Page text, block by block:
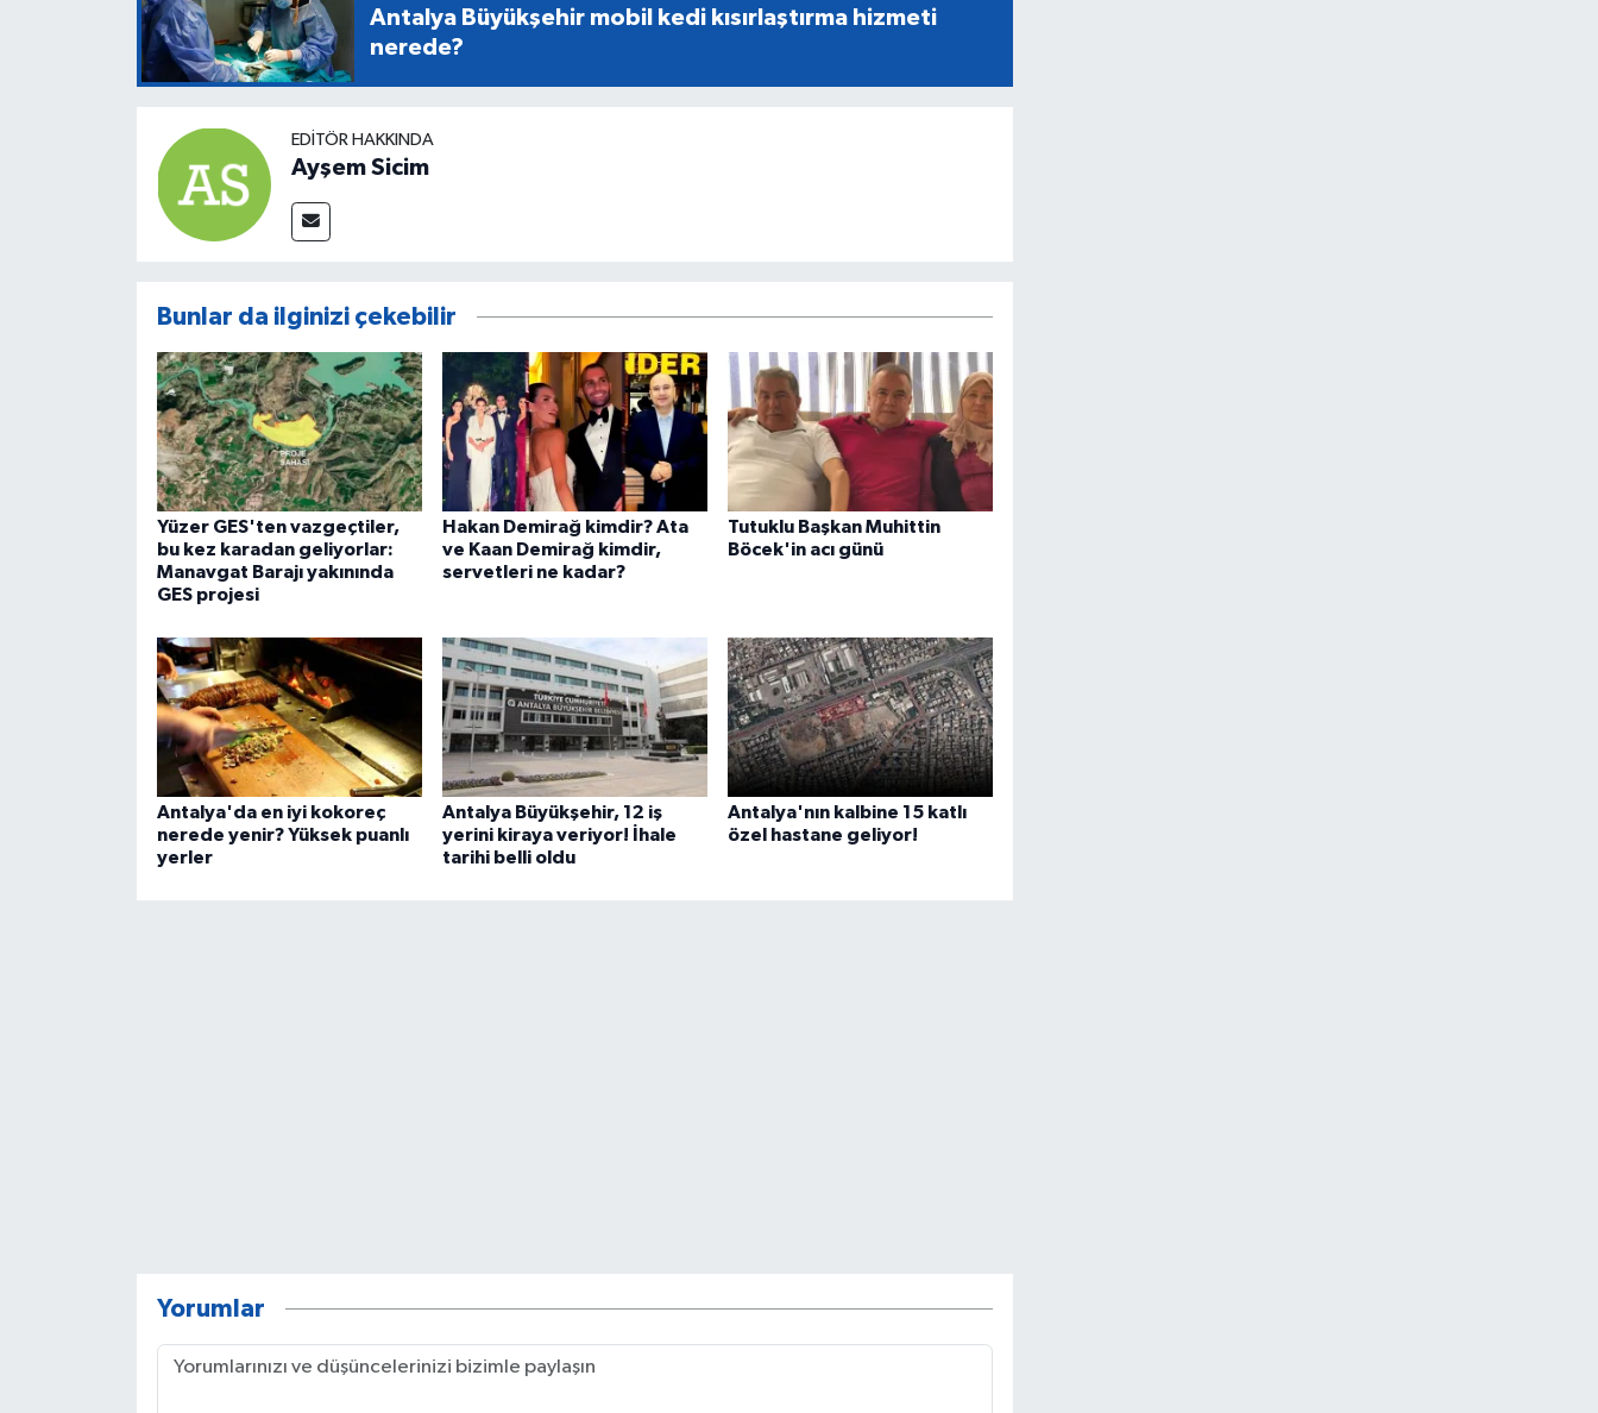
Antalya Büyükşehir mobil kedi kısırlaştırma hizmeti
nerede?
EDITÖR HAKKINDA
Ayşem Sicim
Bunlar da ilginizi çekebilir
Yüzer GES'ten vazgeçtiler,
bu kez karadan geliyorlar:
Manavgat Barajı yakınında
GES projesi
Hakan Demirağ kimdir? Ata
ve Kaan Demirağ kimdir,
servetleri ne kadar?
Tutuklu Başkan Muhittin
Böcek'in acı günü
Antalya'da en iyi kokoreç
nerede yenir? Yüksek puanlı
yerler
Antalya Büyükşehir, 12 iş
yerini kiraya veriyor! İhale
tarihi belli oldu
Antalya'nın kalbine 15 katlı
özel hastane geliyor!
Yorumlar